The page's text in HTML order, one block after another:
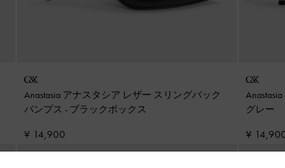
Anastasia アナスタシア レザー スリングバック
パンプス - ブラックボックス
¥ 14,900
グレー
¥